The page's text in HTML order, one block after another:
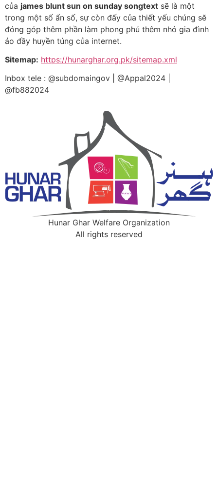
của james blunt sun on sunday songtext sẽ là một
trong một số ẩn số, sự còn đấy của thiết yếu chúng sẽ
đóng góp thêm phần làm phong phú thêm nhỏ gia đình
ảo đầy huyền túng của internet.
Sitemap: https://hunarghar.org.pk/sitemap.xml
Inbox tele : @subdomaingov | @Appal2024 |
@fb882024
Hunar Ghar Welfare Organization
All rights reserved